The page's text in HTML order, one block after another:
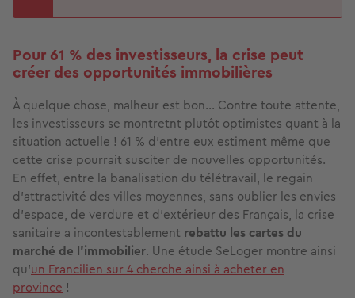
Pour 61 % des investisseurs, la crise peut
créer des opportunités immobilières
À quelque chose, malheur est bon… Contre toute attente,
les investisseurs se montretnt plutôt optimistes quant à la
situation actuelle ! 61 % d'entre eux estiment même que
cette crise pourrait susciter de nouvelles opportunités.
En effet, entre la banalisation du télétravail, le regain
d'attractivité des villes moyennes, sans oublier les envies
d'espace, de verdure et d'extérieur des Français, la crise
sanitaire a incontestablement rebattu les cartes du
marché de l'immobilier. Une étude SeLoger montre ainsi
qu'un Francilien sur 4 cherche ainsi à acheter en
province !